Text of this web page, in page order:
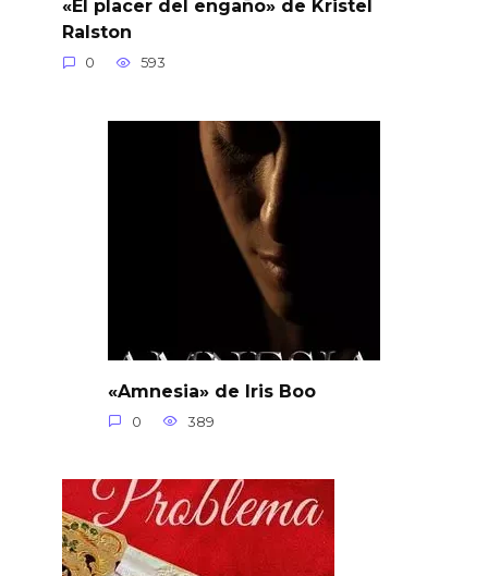
«El placer del engaño» de Kristel
Ralston
0 593
«Amnesia» de Iris Boo
0 389